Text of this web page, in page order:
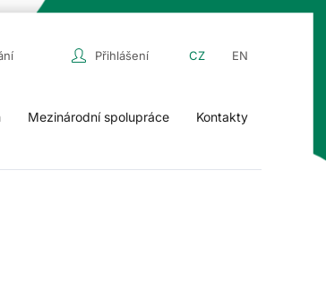
Přihlášení CZ EN
Mezinárodní spolupráce Kontakty